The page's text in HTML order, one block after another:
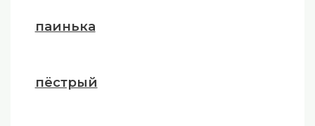
паинька
пёстрый